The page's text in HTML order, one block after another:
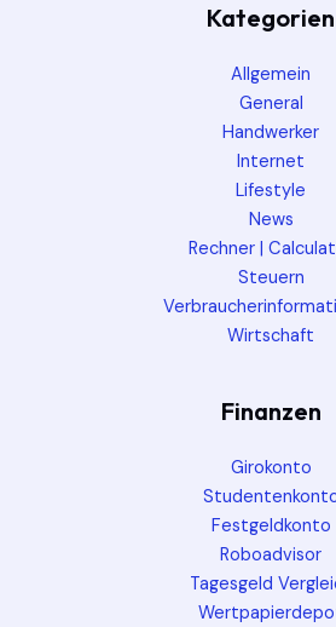
Kategorien
Allgemein
General
Handwerker
Internet
Lifestyle
News
Rechner |
Steuern
Wirtschaft
Finanzen
Girokonto
Festgeldkonto
Roboadvisor
Tagesgeld